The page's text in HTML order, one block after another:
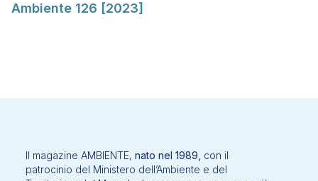
Ambiente 126 [2023]
Il magazine AMBIENTE, nato nel 1989, con il
patrocinio del Ministero dell’Ambiente e del